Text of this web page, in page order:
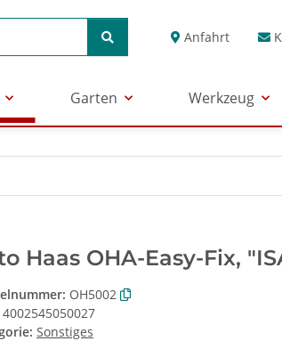
Anfahrt
Garten Werkzeug
Haas OHA-Easy-Fix,
OH5002
4002545050027
Sonstiges